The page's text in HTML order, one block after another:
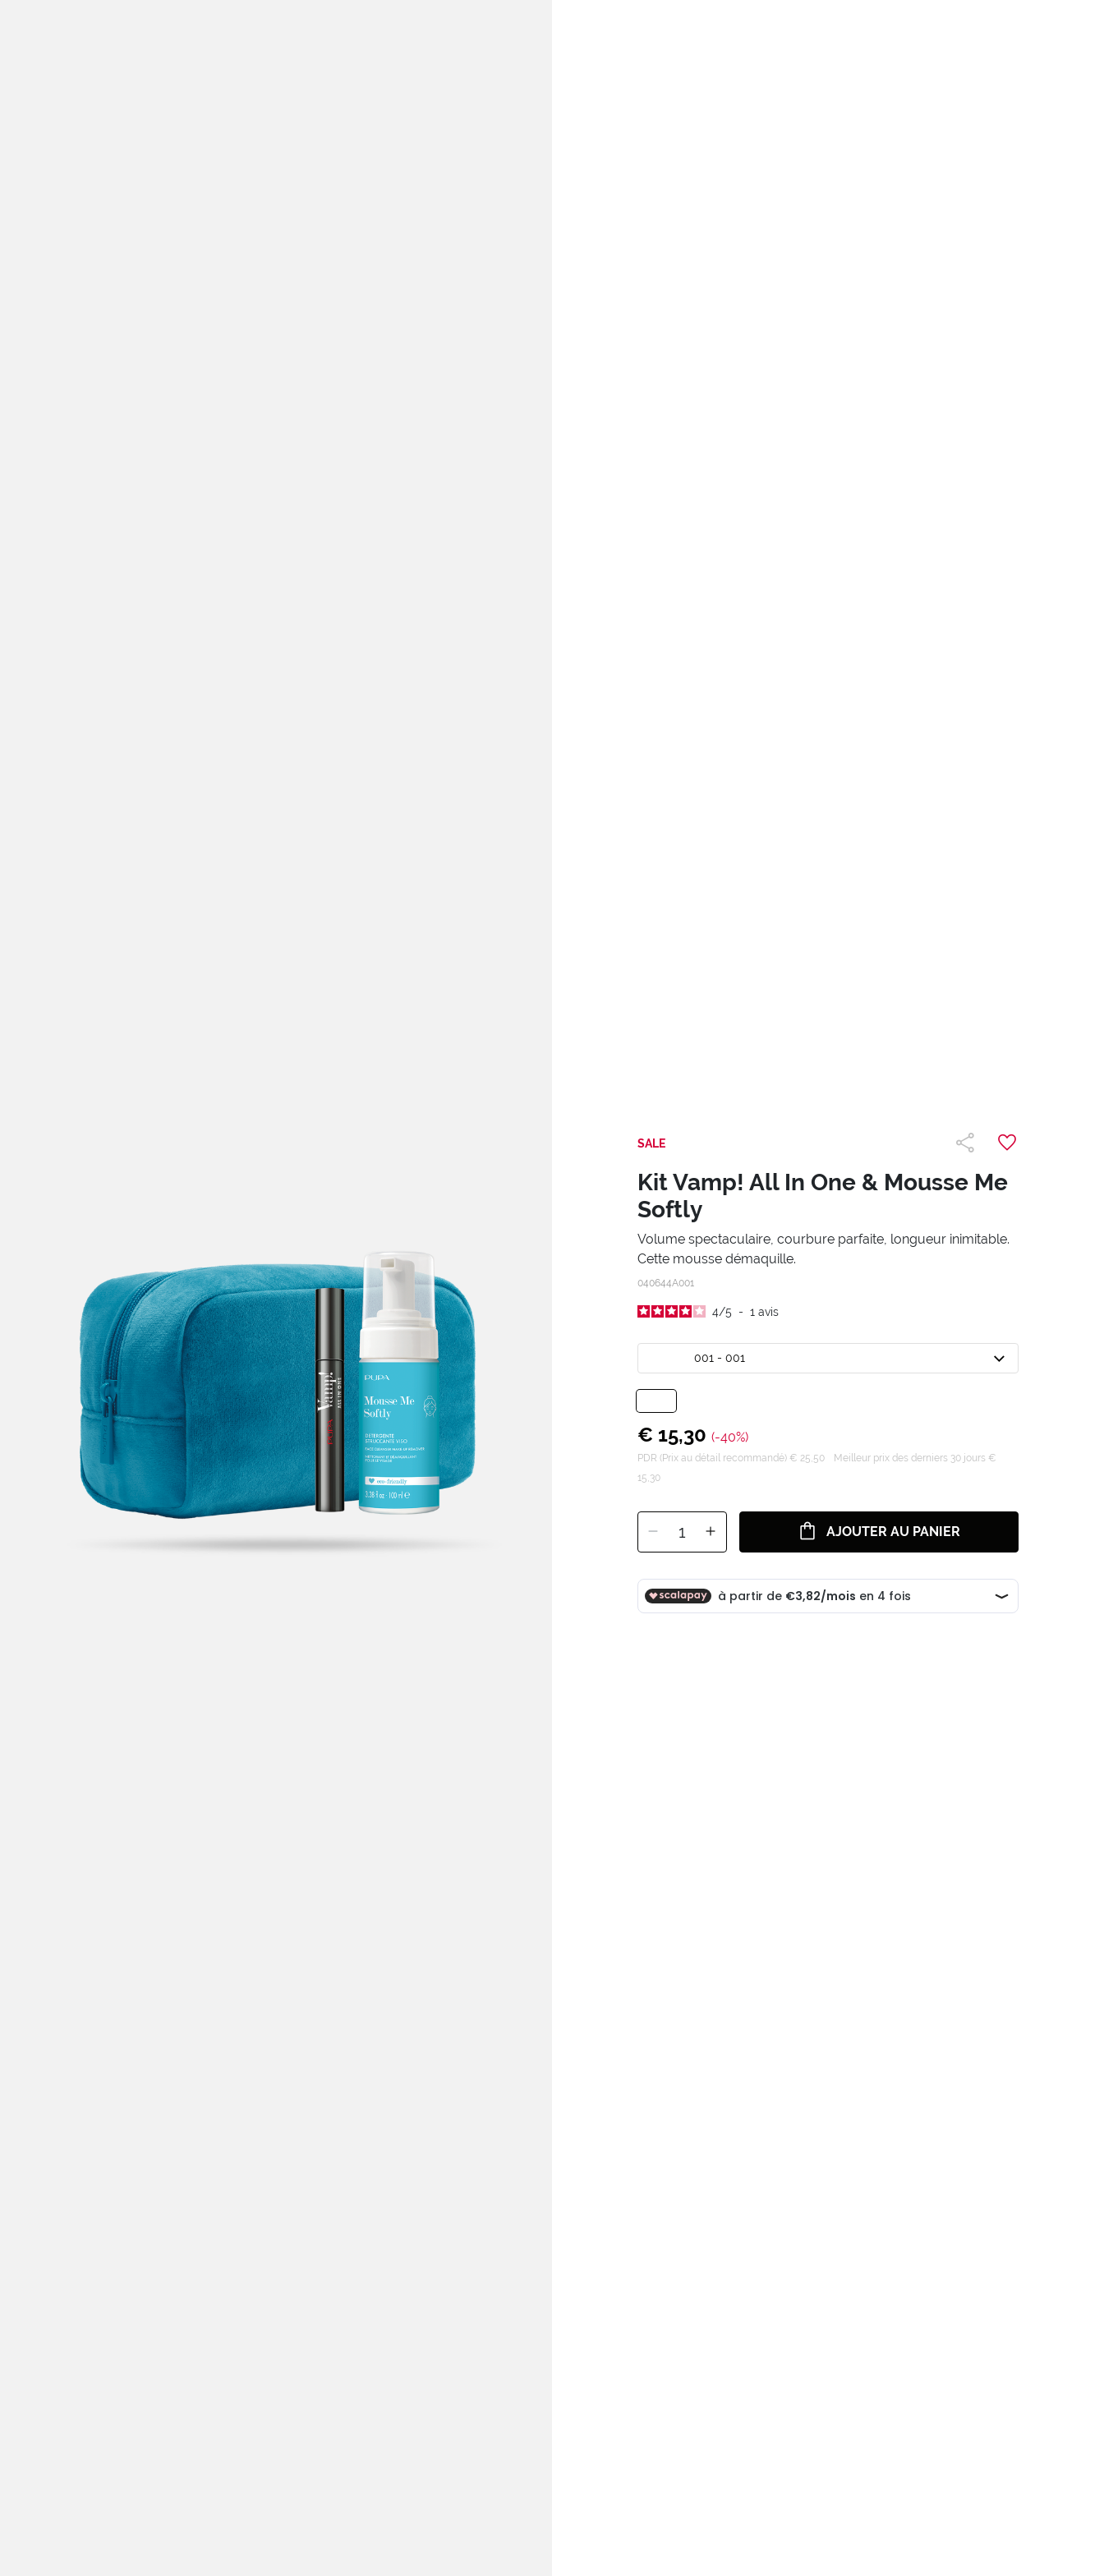
SALE
Kit Vamp! All In One & Mousse Me
Softly
Volume spectaculaire, courbure parfaite, longueur inimitable.
Cette mousse démaquille.
040644A001
4/5 - 1 avis
001 - 001
€ 15,30 (-40%)
PDR (Prix au détail recommandé) € 25,50
Meilleur prix des derniers 30 jours €
15,30
1 AJOUTER AU PANIER